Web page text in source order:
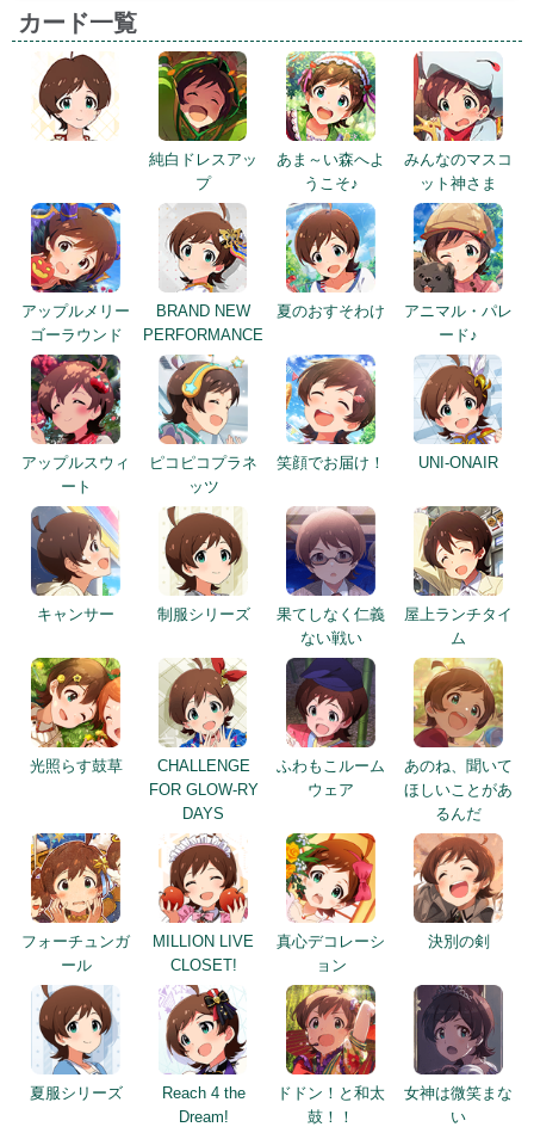
カード一覧
純白ドレスアッ
プ
あま～い森へよ
うこそ♪
みんなのマスコ
ット神さま
アップルメリー
ゴーラウンド
BRAND NEW
PERFORMANCE
夏のおすそわけ
アニマル・パレ
ード♪
アップルスウィ
ート
ピコピコプラネ
ッツ
笑顔でお届け！ UNI-ONAIR
キャンサー 制服シリーズ
果てしなく仁義
ない戦い
屋上ランチタイ
ム
光照らす鼓草
CHALLENGE
FOR GLOW-RY
DAYS
ふわもこルーム
ウェア
あのね、聞いて
ほしいことがあ
るんだ
フォーチュンガ
ール
MILLION LIVE
CLOSET!
真心デコレーシ
ョン
決別の剣
夏服シリーズ
Reach 4 the
Dream!
ドドン！と和太
鼓！！
女神は微笑まな
い